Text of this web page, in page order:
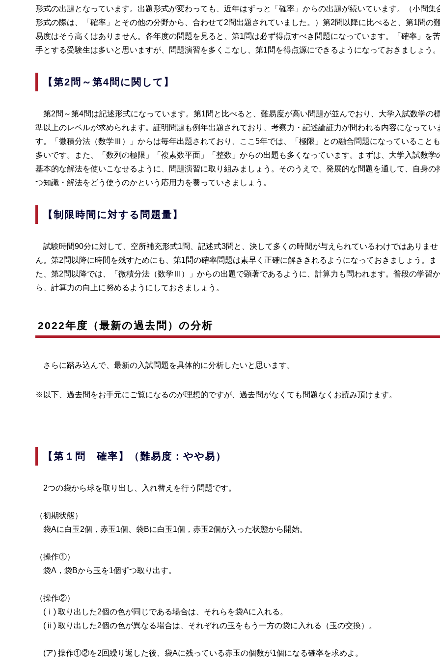
形式の出題となっています。出題形式が変わっても、近年はずっと「確率」からの出題が続いています。（小問集
形式の際は、「確率」とその他の分野から、合わせて2問出題されていました。）第2問以降に比べると、第1問の
易度はそう高くはありません。各年度の問題を見ると、第1問は必ず得点すべき問題になっています。「確率」を苦
手とする受験生は多いと思いますが、問題演習を多くこなし、第1問を得点源にできるようになっておきましょう。
【第2問～第4問に関して】
第2問～第4問は記述形式になっています。第1問と比べると、難易度が高い問題が並んでおり、大学入試数学の
準以上のレベルが求められます。証明問題も例年出題されており、考察力・記述論証力が問われる内容になってい
す。「微積分法（数学Ⅲ）」からは毎年出題されており、ここ5年では、「極限」との融合問題になっていることも
多いです。また、「数列の極限」「複素数平面」「整数」からの出題も多くなっています。まずは、大学入試数学
基本的な解法を使いこなせるように、問題演習に取り組みましょう。そのうえで、発展的な問題を通して、自身の
つ知識・解法をどう使うのかという応用力を養っていきましょう。
【制限時間に対する問題量】
試験時間90分に対して、空所補充形式1問、記述式3問と、決して多くの時間が与えられているわけではありませ
ん。第2問以降に時間を残すためにも、第1問の確率問題は素早く正確に解ききれるようになっておきましょう。ま
た、第2問以降では、「微積分法（数学Ⅲ）」からの出題で顕著であるように、計算力も問われます。普段の学習か
ら、計算力の向上に努めるようにしておきましょう。
2022年度（最新の過去問）の分析
さらに踏み込んで、最新の入試問題を具体的に分析したいと思います。
※以下、過去問をお手元にご覧になるのが理想的ですが、過去問がなくても問題なくお読み頂けます。
【第１問 確率】（難易度：やや易）
2つの袋から球を取り出し、入れ替えを行う問題です。
（初期状態）
袋Aに白玉2個，赤玉1個、袋Bに白玉1個，赤玉2個が入った状態から開始。
（操作①）
袋A，袋Bから玉を1個ずつ取り出す。
（操作②）
(ⅰ) 取り出した2個の色が同じである場合は、それらを袋Aに入れる。
(ⅱ) 取り出した2個の色が異なる場合は、それぞれの玉をもう一方の袋に入れる（玉の交換）。
(ア) 操作①②を2回繰り返した後、袋Aに残っている赤玉の個数が1個になる確率を求めよ。